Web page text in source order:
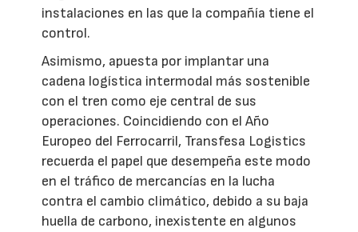
instalaciones en las que la compañía tiene el
control.
Asimismo, apuesta por implantar una
cadena logística intermodal más sostenible
con el tren como eje central de sus
operaciones. Coincidiendo con el Año
Europeo del Ferrocarril, Transfesa Logistics
recuerda el papel que desempeña este modo
en el tráfico de mercancías en la lucha
contra el cambio climático, debido a su baja
huella de carbono, inexistente en algunos